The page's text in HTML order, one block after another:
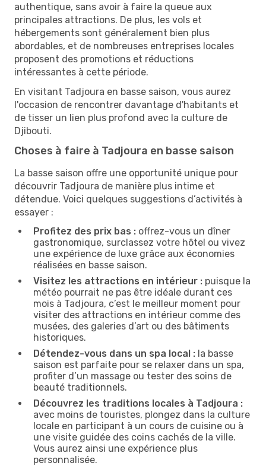
authentique, sans avoir à faire la queue aux
principales attractions. De plus, les vols et
hébergements sont généralement bien plus
abordables, et de nombreuses entreprises locales
proposent des promotions et réductions
intéressantes à cette période.
En visitant Tadjoura en basse saison, vous aurez
l'occasion de rencontrer davantage d'habitants et
de tisser un lien plus profond avec la culture de
Djibouti.
Choses à faire à Tadjoura en basse saison
La basse saison offre une opportunité unique pour
découvrir Tadjoura de manière plus intime et
détendue. Voici quelques suggestions d’activités à
essayer :
Profitez des prix bas : offrez-vous un dîner
gastronomique, surclassez votre hôtel ou vivez
une expérience de luxe grâce aux économies
réalisées en basse saison.
Visitez les attractions en intérieur : puisque la
météo pourrait ne pas être idéale durant ces
mois à Tadjoura, c’est le meilleur moment pour
visiter des attractions en intérieur comme des
musées, des galeries d’art ou des bâtiments
historiques.
Détendez-vous dans un spa local : la basse
saison est parfaite pour se relaxer dans un spa,
profiter d’un massage ou tester des soins de
beauté traditionnels.
Découvrez les traditions locales à Tadjoura :
avec moins de touristes, plongez dans la culture
locale en participant à un cours de cuisine ou à
une visite guidée des coins cachés de la ville.
Vous aurez ainsi une expérience plus
personnalisée.